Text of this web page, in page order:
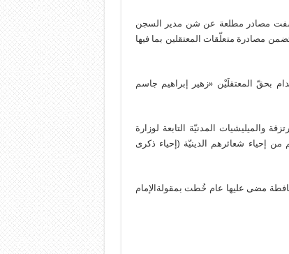
مصادر مطلعة عن شن مدير السجن
مصادرة متعلّقات المعتقلين بما فيها
بحقّ المعتقلَيْن «زهير إبراهيم جاسم
والميليشيات المدنيّة التابعة لوزارة
إحياء شعائرهم الدينيّة (إحياء ذكرى
مضى عليها عام خُطت بمقولةالإمام